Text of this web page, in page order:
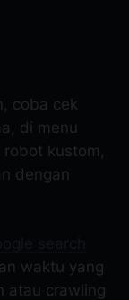
coba cek
di menu
kustom,
dengan
search
waktu yang
atau crawling